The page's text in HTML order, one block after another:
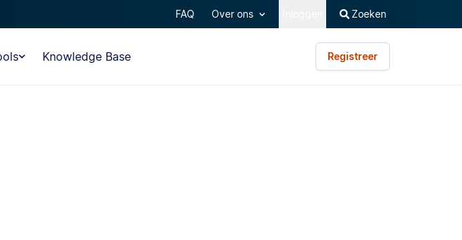
FAQ Over ons Zoeken
Knowledge Base Registreer